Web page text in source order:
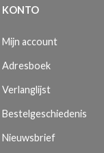
KONTO
Mijn account
Adresboek
Verlanglijst
Bestelgeschiedenis
Nieuwsbrief